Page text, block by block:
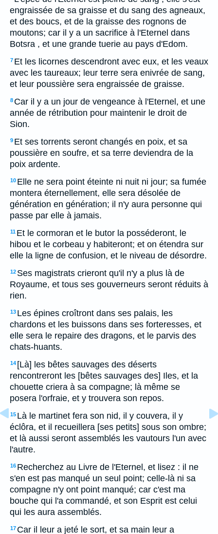
engraissée de sa graisse et du sang des agneaux,
et des boucs, et de la graisse des rognons de
moutons; car il y a un sacrifice à l'Eternel dans
Botsra , et une grande tuerie au pays d'Edom.
7 Et les licornes descendront avec eux, et les veaux
avec les taureaux; leur terre sera enivrée de sang,
et leur poussière sera engraissée de graisse.
8 Car il y a un jour de vengeance à l'Eternel, et une
année de rétribution pour maintenir le droit de
Sion.
9 Et ses torrents seront changés en poix, et sa
poussière en soufre, et sa terre deviendra de la
poix ardente.
10 Elle ne sera point éteinte ni nuit ni jour; sa fumée
montera éternellement, elle sera désolée de
génération en génération; il n'y aura personne qui
passe par elle à jamais.
11 Et le cormoran et le butor la posséderont, le
hibou et le corbeau y habiteront; et on étendra sur
elle la ligne de confusion, et le niveau de désordre.
12 Ses magistrats crieront qu'il n'y a plus là de
Royaume, et tous ses gouverneurs seront réduits à
rien.
13 Les épines croîtront dans ses palais, les
chardons et les buissons dans ses forteresses, et
elle sera le repaire des dragons, et le parvis des
chats-huants.
14 [Là] les bêtes sauvages des déserts
rencontreront les [bêtes sauvages des] Iles, et la
chouette criera à sa compagne; là même se
posera l'orfraie, et y trouvera son repos.
15 Là le martinet fera son nid, il y couvera, il y
éclôra, et il recueillera [ses petits] sous son ombre;
et là aussi seront assemblés les vautours l'un avec
l'autre.
16 Recherchez au Livre de l'Eternel, et lisez : il ne
s'en est pas manqué un seul point; celle-là ni sa
compagne n'y ont point manqué; car c'est ma
bouche qui l'a commandé, et son Esprit est celui
qui les aura assemblés.
17 Car il leur a jeté le sort, et sa main leur a